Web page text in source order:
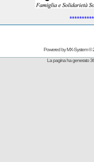
Powered byMX-System©
La pagina ha generato